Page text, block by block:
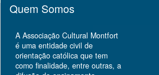
Quem Somos
A Associação Cultural Montfort
é uma entidade civil de
orientação católica que tem
como finalidade, entre outras, a